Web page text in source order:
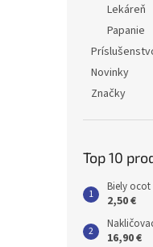
Lekáreň
Papanie
Novinky
Značky
Top 10
Biely ocot
2,50 €
16,90 €